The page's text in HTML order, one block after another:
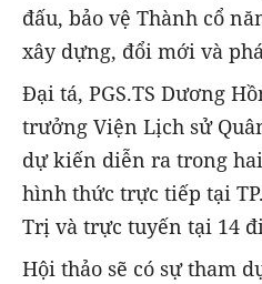
đấu, bảo vệ Thành cổ
xây dựng, đổi mới và
Đại tá, PGS.TS Dương
trưởng Viện Lịch sử
dự kiến diễn ra trong
hình thức trực tiếp tại
Trị và trực tuyến tại 14
Hội thảo sẽ có sự tham